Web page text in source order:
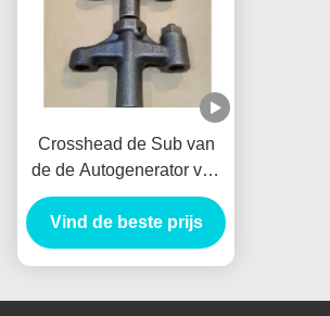
Crosshead de Sub van
de de Autogenerator van
Assy Alternator
VH137061080A Nieuw
Holland E385 E215 voor
Vind de beste prijs